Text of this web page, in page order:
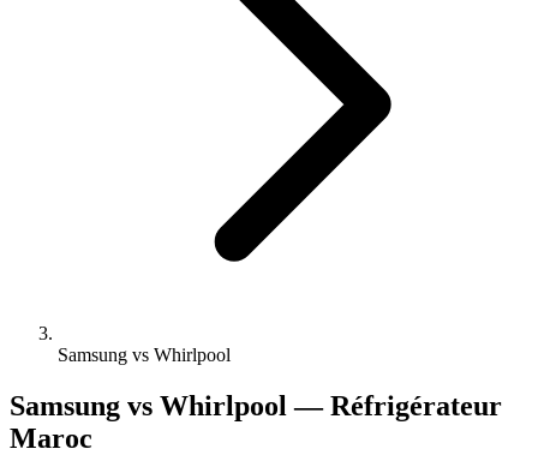
Samsung vs Whirlpool
Samsung vs Whirlpool — Réfrigérateur
Maroc